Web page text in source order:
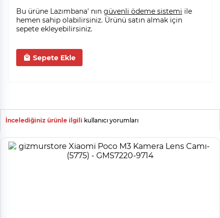
Bu ürüne Lazımbana' nın güvenli ödeme sistemi ile
hemen sahip olabilirsiniz. Ürünü satın almak için
sepete ekleyebilirsiniz.
Sepete Ekle
İncelediğiniz ürünle ilgili kullanıcı yorumları